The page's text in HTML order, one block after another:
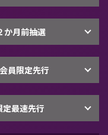
か月前抽選
員限定先行
最速先行